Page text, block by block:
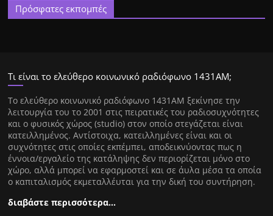
Πρόσφατες εκπομπές
Τι είναι το ελεύθερο κοινωνικό ραδιόφωνο 1431ΑΜ;
Tο ελεύθερο κοινωνικό ραδιόφωνο 1431AM ξεκίνησε την
λειτουργία του το 2001 στις πειρατικές του ραδιοσυχνότητες
και ο φυσικός χώρος (studio) στον οποίο στεγάζεται είναι
κατειλλημένος. Αντίστοιχα, κατειλλημένες είναι και οι
συχνότητες στις οποίες εκπέμπει, αποδεικνύοντας πως η
έννοια/εργαλείο της κατάληψης δεν περιορίζεται μόνο στο
χώρο, αλλά μπορεί να εφαρμοστεί και σε άυλα μέσα τα οποία
ο καπιταλισμός εκμεταλλέυται για την δική του συντήρηση.
διαβάστε περισσότερα…